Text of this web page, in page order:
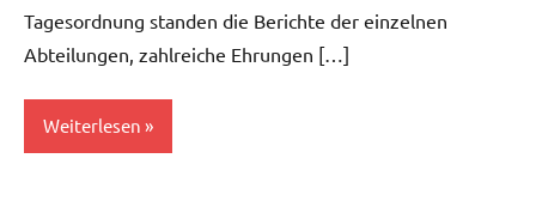
Tagesordnung standen die Berichte der einzelnen
Abteilungen, zahlreiche Ehrungen […]
Weiterlesen